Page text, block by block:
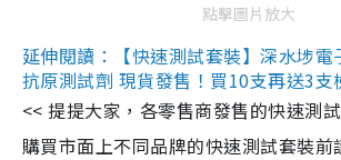
點擊圖片放大
延伸閱讀：【快速測試套裝】深水埗
抗原測試劑 現貨發售！買10支再送3支
<< 提提大家，各零售商發售的快速測
購買市面上不同品牌的快速測試套裝前